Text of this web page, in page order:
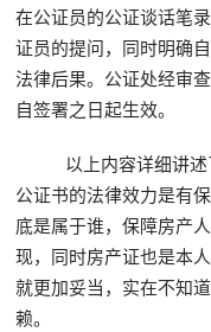
在公证员的公证谈话笔
证员的提问，同时明确
法律后果。公证处经审
自签署之日起生效。
以上内容详细讲述
公证书的法律效力是有
底是属于谁，保障房产
现，同时房产证也是本
就更加妥当，实在不知
赖。